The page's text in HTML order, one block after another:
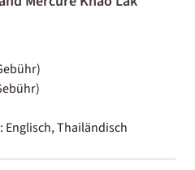
Englisch, Thailändisch